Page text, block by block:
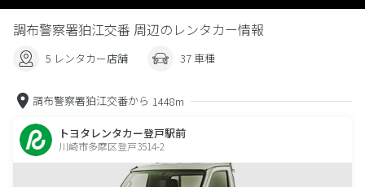
調布警察署狛江交番 周辺のレンタカー情報
5 レンタカー店舗 37 車種
調布警察署狛江交番から 1448m
トヨタレンタカー登戸駅前
川崎市多摩区登戸3514-2